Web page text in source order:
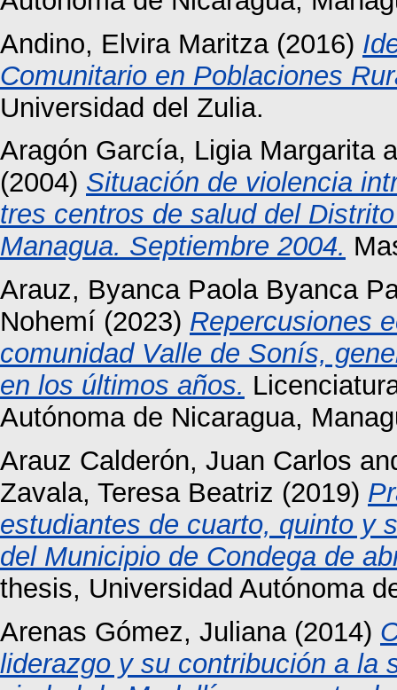
Andino, Elvira Maritza(2016)
Comunitario en Poblaciones
Universidad del Zulia.
Aragón García, Ligia Margarita
(2004) Situación de violencia
tres centros de salud del
Managua. Septiembre 2004.
Arauz, Byanca Paola Byanca
Nohemí (2023) Repercusiones
comunidad Valle de Sonís,
en los últimos años.
Autónoma de Nicaragua,
Arauz Calderón, Juan Carlos
Zavala, Teresa Beatriz (2019)
estudiantes de cuarto, quinto y
del Municipio de Condega de
thesis, Universidad Autónoma
Arenas Gómez, Juliana(2014)
liderazgo y su contribución a la